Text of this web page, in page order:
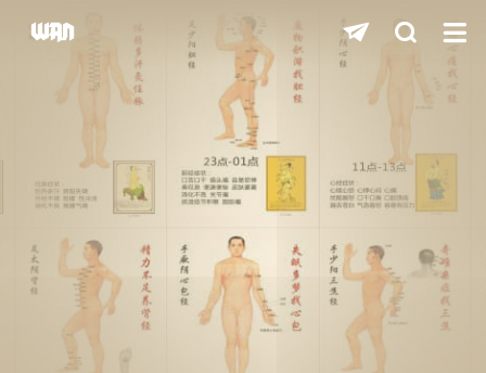
关闭快捷键功能
shift 打开中控台
D 深色/浅色显示模式
S 站内搜索